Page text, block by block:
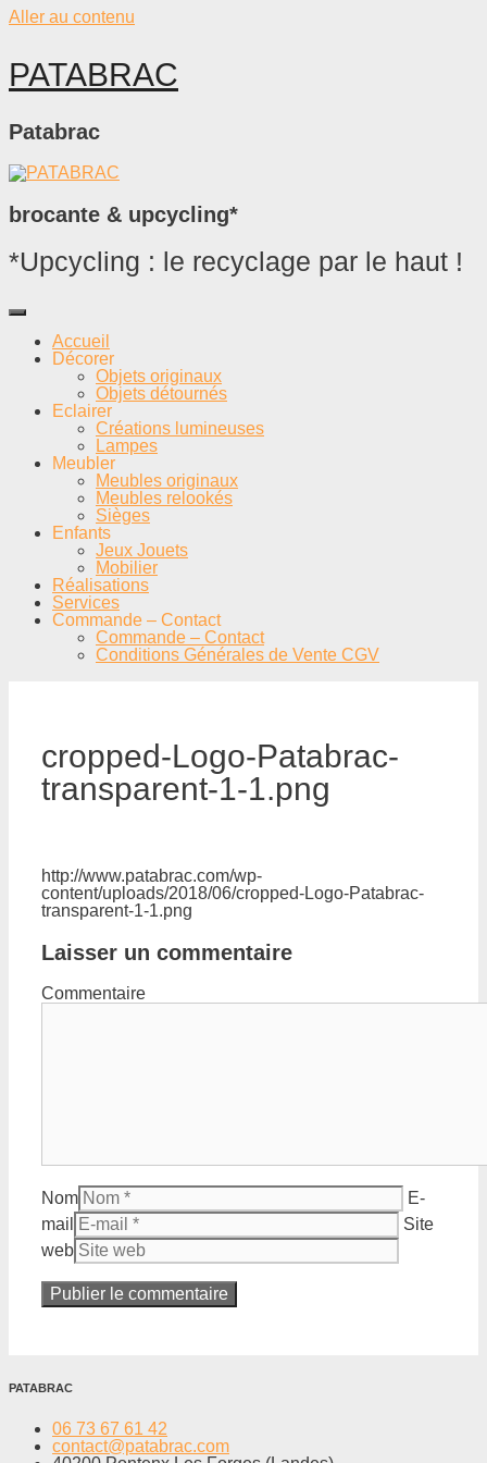
Aller au contenu
PATABRAC
Patabrac
brocante & upcycling*
*Upcycling : le recyclage par le haut !
Accueil
Décorer
Objets originaux
Objets détournés
Eclairer
Créations lumineuses
Lampes
Meubler
Meubles originaux
Meubles relookés
Sièges
Enfants
Jeux Jouets
Mobilier
Réalisations
Services
Commande – Contact
Commande – Contact
Conditions Générales de Vente CGV
cropped-Logo-Patabrac-
transparent-1-1.png
http://www.patabrac.com/wp-
content/uploads/2018/06/cropped-Logo-Patabrac-
transparent-1-1.png
Laisser un commentaire
Commentaire
Nom
E-
mail
Site
web
PATABRAC
06 73 67 61 42
contact@patabrac.com